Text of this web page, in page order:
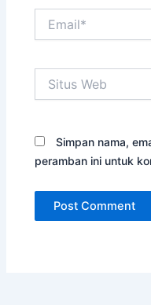
Web
Simpan nama,
peramban ini untuk